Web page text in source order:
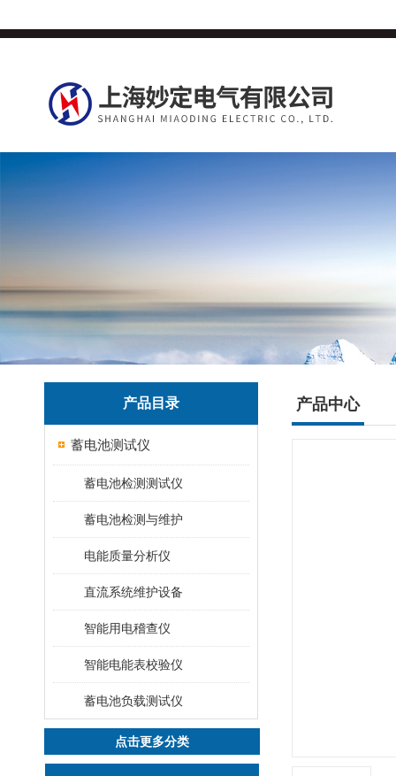
产品目录
蓄电池测试仪
蓄电池检测测试仪
蓄电池检测与维护
电能质量分析仪
直流系统维护设备
智能用电稽查仪
智能电能表校验仪
蓄电池负载测试仪
点击更多分类
产品中心